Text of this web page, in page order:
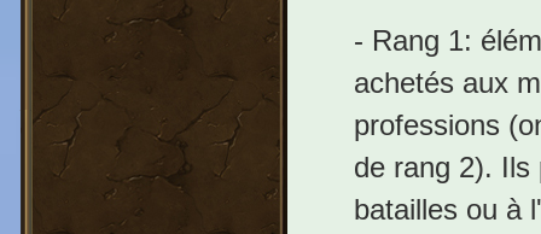
- Rang 1:
achetés aux
professions
de rang 2). Ils
batailles ou à